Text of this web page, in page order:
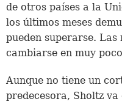
de otros países a la
los últimos meses
pueden superarse. Las
cambiarse en muy
Aunque no tiene un
predecesora, Sholtz